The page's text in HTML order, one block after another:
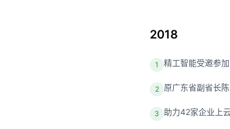
2018
1 精工智能受邀参
2 原广东省副省长
3 助力42家企业上